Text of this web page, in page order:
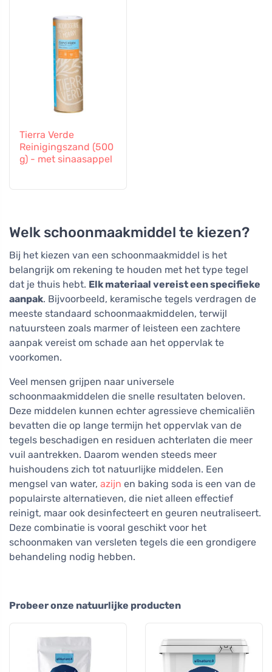
Tierra Verde
Reinigingszand (500
g) - met sinaasappel
Welk schoonmaakmiddel te kiezen?
Bij het kiezen van een schoonmaakmiddel is het
belangrijk om rekening te houden met het type tegel
dat je thuis hebt. Elk materiaal vereist een specifieke
aanpak. Bijvoorbeeld, keramische tegels verdragen de
meeste standaard schoonmaakmiddelen, terwijl
natuursteen zoals marmer of leisteen een zachtere
aanpak vereist om schade aan het oppervlak te
voorkomen.
Veel mensen grijpen naar universele
schoonmaakmiddelen die snelle resultaten beloven.
Deze middelen kunnen echter agressieve chemicaliën
bevatten die op lange termijn het oppervlak van de
tegels beschadigen en residuen achterlaten die meer
vuil aantrekken. Daarom wenden steeds meer
huishoudens zich tot natuurlijke middelen. Een
mengsel van water, azijn en baking soda is een van de
populairste alternatieven, die niet alleen effectief
reinigt, maar ook desinfecteert en geuren neutraliseert.
Deze combinatie is vooral geschikt voor het
schoonmaken van versleten tegels die een grondigere
behandeling nodig hebben.
Probeer onze natuurlijke producten